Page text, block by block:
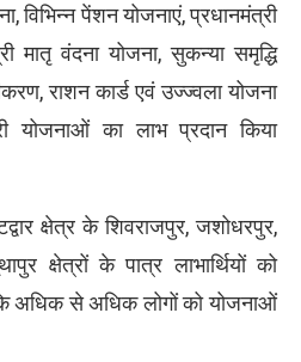
विभिन्न पेंशन योजनाएं, प्रधानमंत्री
मातृ वंदना योजना, सुकन्या समृद्धि
राशन कार्ड एवं उज्ज्वला योजना
योजनाओं का लाभ प्रदान किया
क्षेत्र के शिवराजपुर, जशोधरपुर,
क्षेत्रों के पात्र लाभार्थियों को
अधिक से अधिक लोगों को योजनाओं